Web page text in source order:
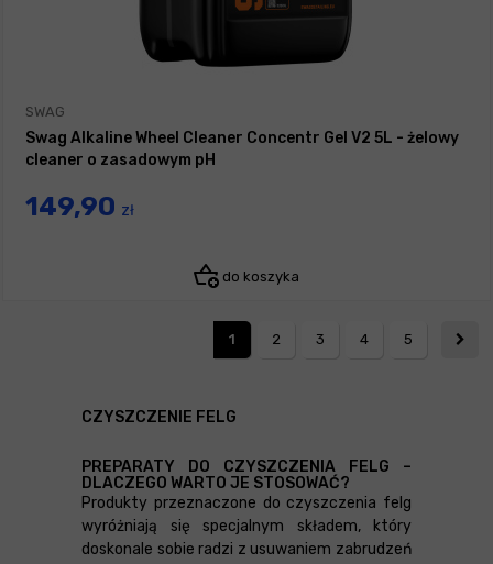
SWAG
Swag Alkaline Wheel Cleaner Concentr Gel V2 5L - żelowy
cleaner o zasadowym pH
149,90 zł
do koszyka
1 2 3 4 5
CZYSZCZENIE FELG
PREPARATY DO CZYSZCZENIA FELG –
DLACZEGO WARTO JE STOSOWAĆ?
Produkty przeznaczone do czyszczenia felg
wyróżniają się specjalnym składem, który
doskonale sobie radzi z usuwaniem zabrudzeń